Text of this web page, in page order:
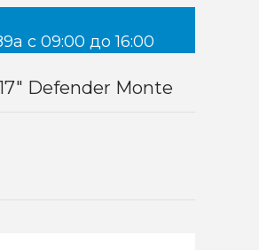
с 09:00 до 16:00
Defender Monte